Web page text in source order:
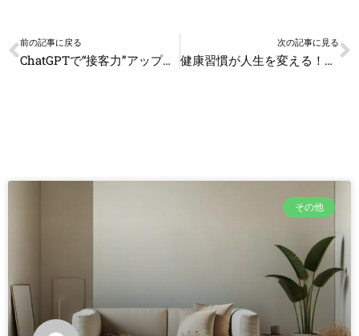
Prev
前の記事に戻る
ChatGPTで“接客力”アップ？顧客に刺さる会話例文を自動生成してみた
次の記事に見る
健康習慣が人生を変える！最新の“スリープテック”完全ガイド
その他